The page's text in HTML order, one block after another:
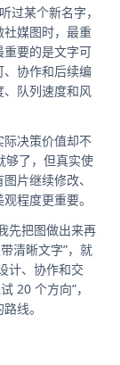
过某个新名字，
媒图时，最重
要的是文字可
协作和后续编
队列速度和风
决策价值却不
够了，但真实使
片继续修改、
程度更重要。
先把图做出来再
清晰文字”，就
计、协作和交
20 个方向”，
线。